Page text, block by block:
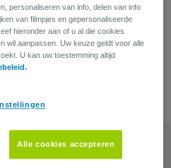
Recruiter
personaliseren van info, delen van info
van filmpjes en gepersonaliseerde
hieronder aan of u al die cookies
wil aanpassen. Uw keuze geldt voor alle
U kan uw toestemming altijd
Alle cookies accepteren